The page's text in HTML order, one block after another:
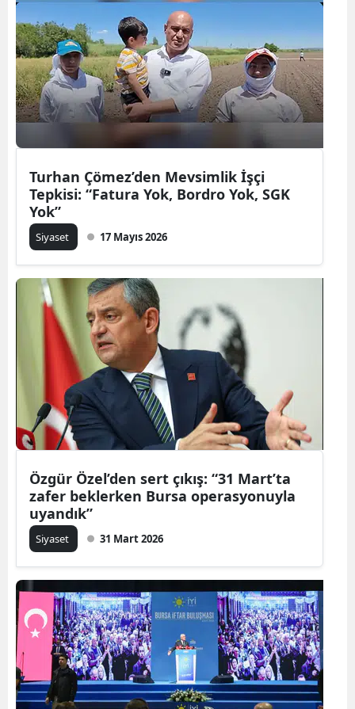
Turhan Çömez’den Mevsimlik İşçi
Tepkisi: “Fatura Yok, Bordro Yok, SGK
Yok”
Siyaset 17 Mayıs 2026
Özgür Özel’den sert çıkış: “31 Mart’ta
zafer beklerken Bursa operasyonuyla
uyandık”
Siyaset 31 Mart 2026